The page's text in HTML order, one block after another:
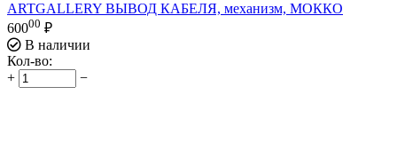
ARTGALLERY ВЫВОД КАБЕЛЯ, механизм, МОККО
60000 ₽
В наличии
Кол-во:
+
−